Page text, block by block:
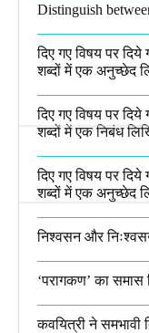
Distinguish
दिए गए विषय पर
शब्दों में एक अनुच्छेद
दिए गए विषय पर
शब्दों में एक निबंध
दिए गए विषय पर
शब्दों में एक अनुच्छेद
निश्वसन और
‘परागकण’ का समास
कवयित्री ने समभावी